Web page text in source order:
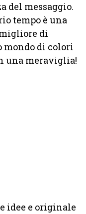
del messaggio.
tempo è una
di
mondo di colori
una meraviglia!
idee e originale